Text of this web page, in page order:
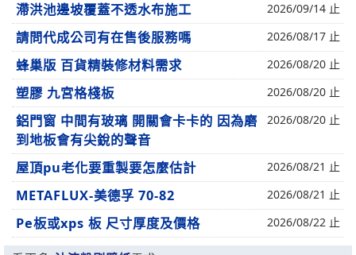
滯洪池邊坡覆蓋不透水布施工 2026/09/14 止
請問代成公司有在售後服務嗎 2026/08/17 止
蜂巢版 百貨精裝修材料需求 2026/08/20 止
塑膠 九宮格棧板 2026/08/20 止
鋁門窗 中間有玻璃 開關會卡卡的 因為磨
到地板會有尖銳的聲音
2026/08/20 止
屋頂pu老化要重製要怎麼估計 2026/08/21 止
METAFLUX-美德孚 70-82 2026/08/21 止
Pe板或xps 板 尺寸厚度及價格 2026/08/22 止